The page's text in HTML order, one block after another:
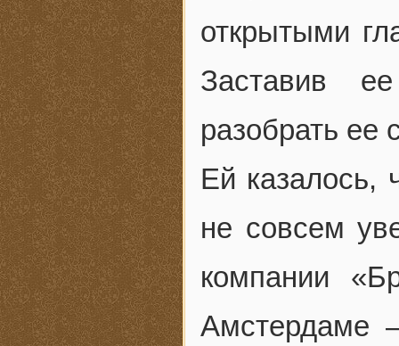
открытыми
Заставив
разобрать ее
Ей казалось,
не совсем
компании
Амстердаме